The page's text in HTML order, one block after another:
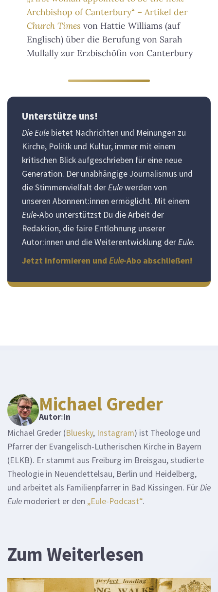
Archbishop of Canterbury“ – Artikel der
Church Times von Hattie Williams (auf
Englisch) über die Berufung von Sarah
Mullally zur Erzbischöfin von Canterbury
Unterstütze uns!
Die Eule bietet Nachrichten und Meinungen zu
Kirche, Politik und Kultur, immer mit einem
kritischen Blick aufgeschrieben für eine neue
Generation. Der unabhängige Journalismus und
die Stimmenvielfalt derEulewerden von
unseren Abonnent:innen ermöglicht. Mit einem
Eule-Abo unterstützst Du die Arbeit der
Redaktion, die faire Entlohnung unserer
Autor:innen und die Weiterentwicklung derEule.
Jetzt informieren und Eule-Abo abschließen!
Michael Greder
Autor:in
Michael Greder (Bluesky, Instagram) ist Theologe und
Pfarrer der Evangelisch-Lutherischen Kirche in Bayern
(ELKB). Er stammt aus Freiburg im Breisgau, studierte
Theologie in Neuendettelsau, Berlin und Heidelberg,
und arbeitet als Familienpfarrer in Bad Kissingen. FürDie
Eule moderiert er den „Eule-Podcast“.
Zum Weiterlesen